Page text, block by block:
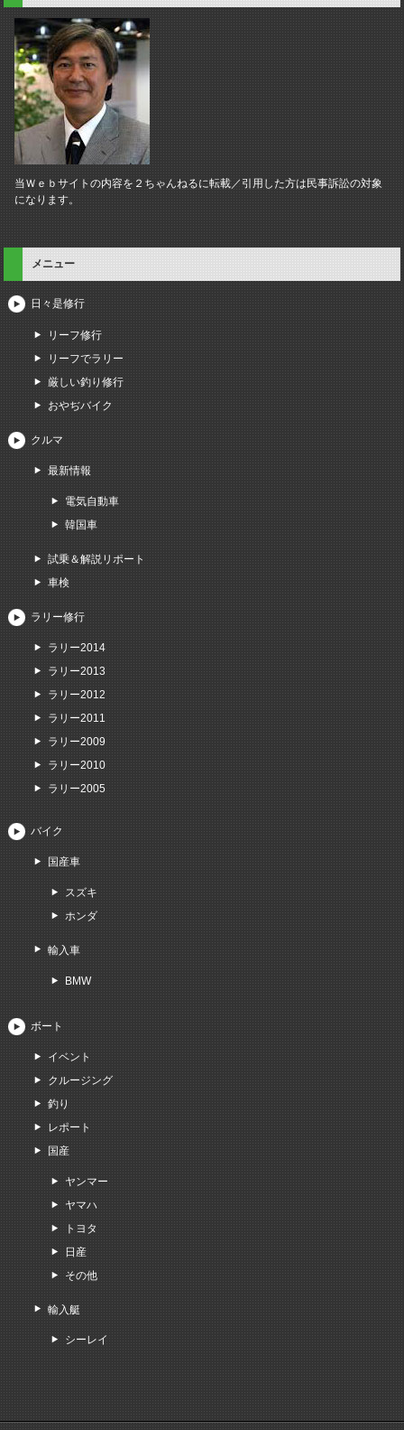
当Ｗｅｂサイトの内容を２ちゃんねるに転載／引用した方は民事訴訟の対象
になります。
メニュー
日々是修行
リーフ修行
リーフでラリー
厳しい釣り修行
おやぢバイク
クルマ
最新情報
電気自動車
韓国車
試乗＆解説リポート
車検
ラリー修行
ラリー2014
ラリー2013
ラリー2012
ラリー2011
ラリー2009
ラリー2010
ラリー2005
バイク
国産車
スズキ
ホンダ
輸入車
BMW
ボート
イベント
クルージング
釣り
レポート
国産
ヤンマー
ヤマハ
トヨタ
日産
その他
輸入艇
シーレイ